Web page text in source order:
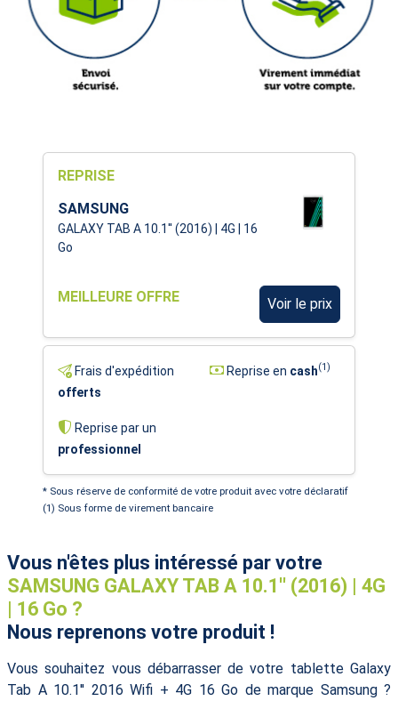
REPRISE
SAMSUNG
GALAXY TAB A 10.1'' (2016) | 4G | 16
Go
MEILLEURE OFFRE Voir le prix
Frais d'expédition
offerts
Reprise en cash(1)
Reprise par un
professionnel
* Sous réserve de conformité de votre produit avec votre déclaratif
(1) Sous forme de virement bancaire
Vous n'êtes plus intéressé par votre
SAMSUNG GALAXY TAB A 10.1'' (2016) | 4G
| 16 Go ?
Nous reprenons votre produit !
Vous souhaitez vous débarrasser de votre tablette Galaxy
Tab A 10.1'' 2016 Wifi + 4G 16 Go de marque Samsung ?